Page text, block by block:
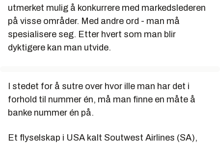
utmerket mulig å konkurrere med markedslederen
på visse områder. Med andre ord - man må
spesialisere seg. Etter hvert som man blir
dyktigere kan man utvide.
I stedet for å sutre over hvor ille man har det i
forhold til nummer én, må man finne en måte å
banke nummer én på.
Et flyselskap i USA kalt Soutwest Airlines (SA),